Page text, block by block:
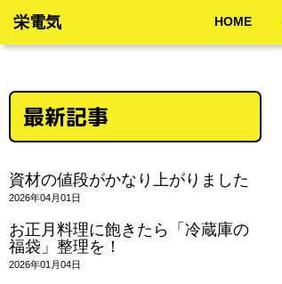
栄電気 HOME
最新記事
資材の値段がかなり上がりました
2026年04月01日
お正月料理に飽きたら「冷蔵庫の
福袋」整理を！
2026年01月04日